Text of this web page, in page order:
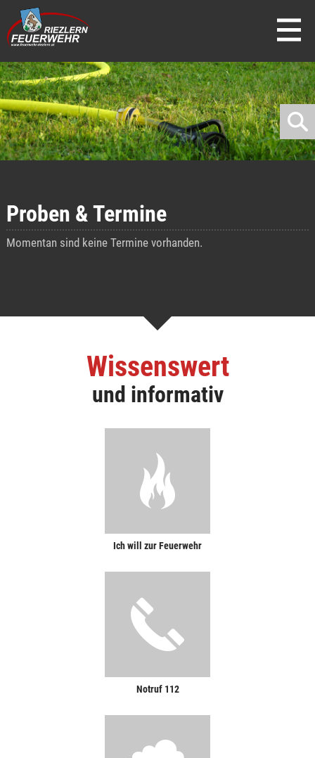
direkt zur Navigation
direkt zum Inhalt
Proben & Termine
Momentan sind keine Termine vorhanden.
Wissenswert
und informativ
Ich will zur Feuerwehr
Notruf 112